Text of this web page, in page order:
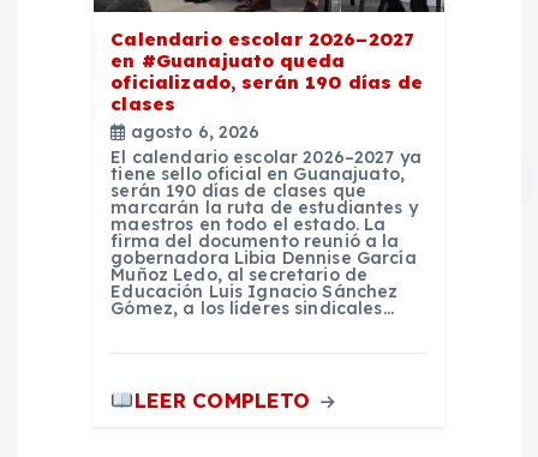
Calendario escolar 2026–2027
en #Guanajuato queda
oficializado, serán 190 días de
clases
agosto 6, 2026
El calendario escolar 2026–2027 ya
tiene sello oficial en Guanajuato,
serán 190 días de clases que
marcarán la ruta de estudiantes y
maestros en todo el estado. La
firma del documento reunió a la
gobernadora Libia Dennise García
Muñoz Ledo, al secretario de
Educación Luis Ignacio Sánchez
Gómez, a los líderes sindicales…
LEER COMPLETO